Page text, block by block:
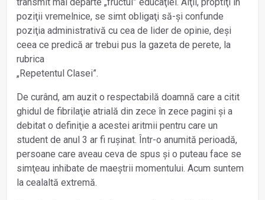
transmit mai departe „fructul” educaţiei. Alţii, proptiţi în
poziţii vremelnice, se simt obligaţi să-și confunde
poziţia administrativă cu cea de lider de opinie, deși
ceea ce predică ar trebui pus la gazeta de perete, la
rubrica
„Repetentul Clasei”.
De curând, am auzit o respectabilă doamnă care a citit
ghidul de fibrilaţie atrială din zece în zece pagini și a
debitat o definiţie a acestei aritmii pentru care un
student de anul 3 ar fi rușinat. Într-o anumită perioadă,
persoane care aveau ceva de spus și o puteau face se
simţeau inhibate de maeștrii momentului. Acum suntem
la cealaltă extremă.